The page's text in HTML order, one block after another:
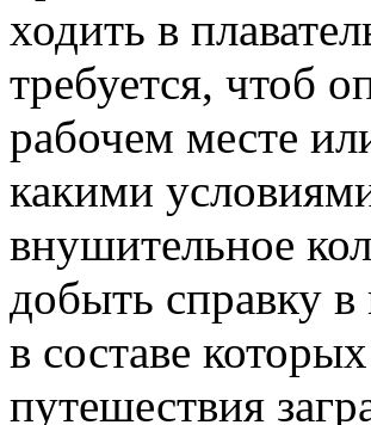
ходить в
требуется, чтоб
рабочем месте
какими
внушительное
добыть справку
в составе
путешествия